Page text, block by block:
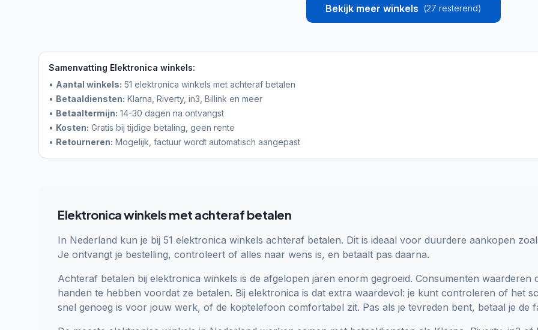
Bekijk meer winkels (27 resterend)
Samenvatting Elektronica winkels:
• Aantal winkels: 51 elektronica winkels met achteraf betalen
• Betaaldiensten: Klarna, Riverty, in3, Billink en meer
• Betaaltermijn: 14-30 dagen na ontvangst
• Kosten: Gratis bij tijdige betaling, geen rente
• Retourneren: Mogelijk, factuur wordt automatisch aangepast
Elektronicawinkels met achteraf betalen
In Nederland kun je bij 51 elektronica winkels achteraf betalen. Dit is ideaal voor duurdere aankopen
Je ontvangt je bestelling, controleert of alles naar wens is, en betaalt pas daarna.
Achteraf betalen bij elektronica winkels is de afgelopen jaren enorm gegroeid. Consumenten waarderen
handen te hebben voordat ze betalen. Bij elektronica is dat extra waardevol: je kunt controleren of het
snel genoeg is voor jouw werk, of de koptelefoon comfortabel zit. Pas als je tevreden bent, betaal je de